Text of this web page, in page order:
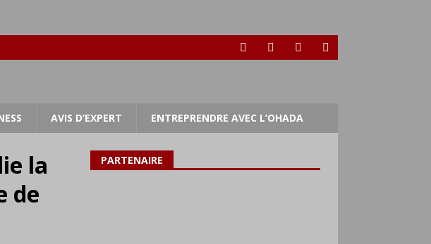
AVIS D’EXPERT ENTREPRENDRE AVEC L’OHADA
la
de
PARTENAIRE